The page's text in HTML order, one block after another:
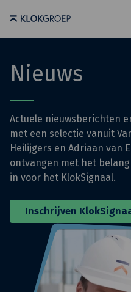
Nieuws
Actuele nieuwsberichten
met een selectie vanuit
Heilijgers en Adriaan van
ontvangen met het
in voor het KlokSignaal.
Inschrijven